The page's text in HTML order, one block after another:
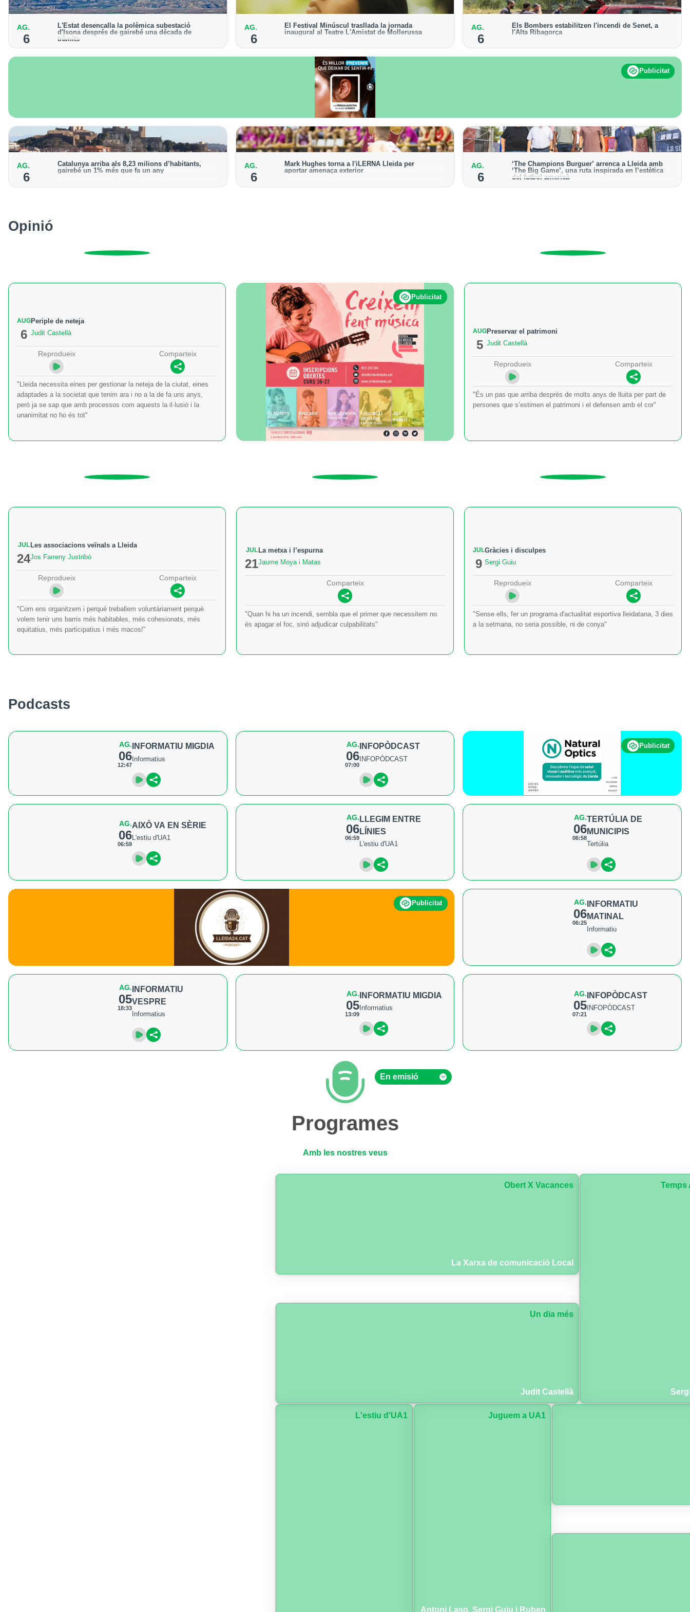
AG.
6
L'Estat desencalla la polèmica subestació
d'Isona després de gairebé una dècada de
tràmits
L’Ajuntament presentarà un recurs contra la resolució
"per intentar impedir la construcció"
AG.
6
El Festival Minúscul trasllada la jornada
inaugural al Teatre L'Amistat de Mollerussa
cinquena edició del cicle
AG.
6
Els Bombers estabilitzen l'incendi de Senet, a
l'Alta Ribagorça
descarta enviar-hi efectius terrestres
Publicitat
AG.
6
Catalunya arriba als 8,23 milions d’habitants,
gairebé un 1% més que fa un any
increment de l’1,3% de la població
AG.
6
Mark Hughes torna a l'iLERNA Lleida per
aportar amenaça exterior
temporada 2021-2022
AG.
6
‘The Champions Burguer’ arrenca a Lleida amb
‘The Big Game’, una ruta inspirada en l’estètica
del futbol americà
La primera edició que es va celebrar a la ciutat va
Opinió
AUG
6
Periple de neteja
Judit Castellà
Reprodueix Comparteix
"Lleida necessita eines per gestionar la neteja de la ciutat, eines
adaptades a la societat que tenim ara i no a la de fa uns anys,
però ja se sap que amb processos com aquests la il·lusió i la
unanimitat no ho és tot"
Publicitat
AUG
5
Preservar el patrimoni
Judit Castellà
Reprodueix Comparteix
"És un pas que arriba després de molts anys de lluita per part de
persones que s’estimen el patrimoni i el defensen amb el cor"
JUL
24
Les associacions veïnals a Lleida
Jos Farreny Justribó
Reprodueix Comparteix
"Com ens organitzem i perquè treballem voluntàriament perquè
volem tenir uns barris més habitables, més cohesionats, més
equitatius, més participatius i més macos!"
JUL
21
La metxa i l’espurna
Jaume Moya i Matas
Comparteix
"Quan hi ha un incendi, sembla que el primer que necessitem no
és apagar el foc, sinó adjudicar culpabilitats"
JUL
9
Gràcies i disculpes
Sergi Guiu
Reprodueix Comparteix
"Sense ells, fer un programa d'actualitat esportiva lleidatana, 3 dies
a la setmana, no seria possible, ni de conya"
Podcasts
AG.
06
12:47
INFORMATIU MIGDIA
Informatius
AG.
06
07:00
INFOPÒDCAST
INFOPÒDCAST
Publicitat
AG.
06
06:59
AIXÒ VA EN SÈRIE
L'estiu d'UA1
AG.
06
06:59
LLEGIM ENTRE
LÍNIES
L'estiu d'UA1
AG.
06
06:58
TERTÚLIA DE
MUNICIPIS
Tertúlia
Publicitat AG.
06
06:25
INFORMATIU
MATINAL
Informatiu
AG.
05
18:33
INFORMATIU
VESPRE
Informatius
AG.
05
13:09
INFORMATIU MIGDIA
Informatius
AG.
05
07:21
INFOPÒDCAST
INFOPÒDCAST
Programes
Amb les nostres veus
En emisió
Hemeroteca
Obert X Vacances
La Xarxa de comunicació Local
Un dia més
Judit Castellà
Temps
L'estiu d'UA1 Juguem a UA1
Antoni Laso, Sergi Guiu i Ruben